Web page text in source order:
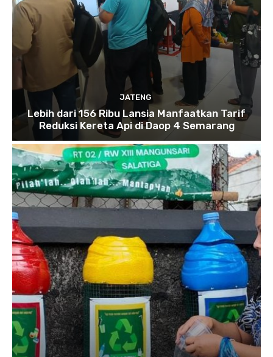
JATENG
Lebih dari 156 Ribu Lansia Manfaatkan Tarif
Reduksi Kereta Api di Daop 4 Semarang